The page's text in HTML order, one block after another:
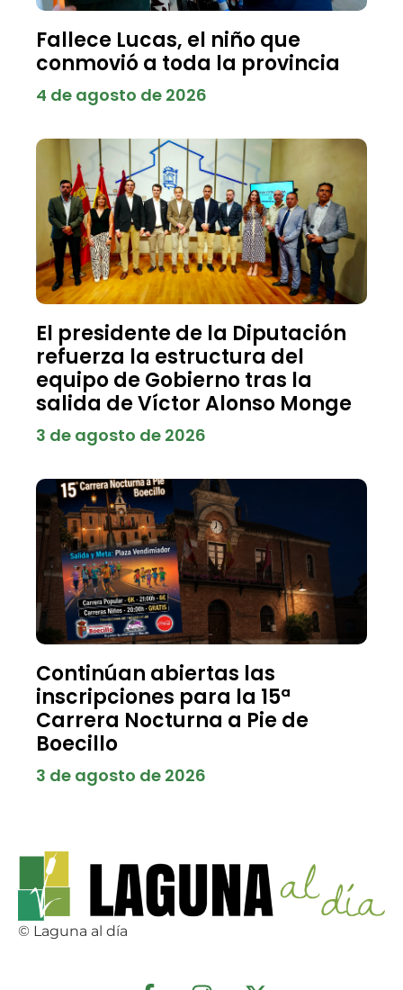
Fallece Lucas, el niño que
conmovió a toda la provincia
4 de agosto de 2026
El presidente de la Diputación
refuerza la estructura del
equipo de Gobierno tras la
salida de Víctor Alonso Monge
3 de agosto de 2026
Continúan abiertas las
inscripciones para la 15ª
Carrera Nocturna a Pie de
Boecillo
3 de agosto de 2026
© Laguna al día